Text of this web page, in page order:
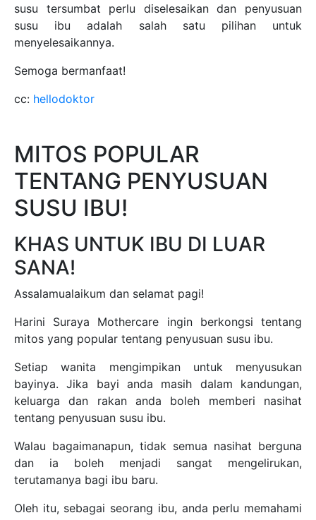
susu tersumbat perlu diselesaikan dan penyusuan
susu ibu adalah salah satu pilihan untuk
menyelesaikannya.
Semoga bermanfaat!
cc: hellodoktor
MITOS POPULAR
TENTANG PENYUSUAN
SUSU IBU!
KHAS UNTUK IBU DI LUAR
SANA!
Assalamualaikum dan selamat pagi!
Harini Suraya Mothercare ingin berkongsi tentang
mitos yang popular tentang penyusuan susu ibu.
Setiap wanita mengimpikan untuk menyusukan
bayinya. Jika bayi anda masih dalam kandungan,
keluarga dan rakan anda boleh memberi nasihat
tentang penyusuan susu ibu.
Walau bagaimanapun, tidak semua nasihat berguna
dan ia boleh menjadi sangat mengelirukan,
terutamanya bagi ibu baru.
Oleh itu, sebagai seorang ibu, anda perlu memahami